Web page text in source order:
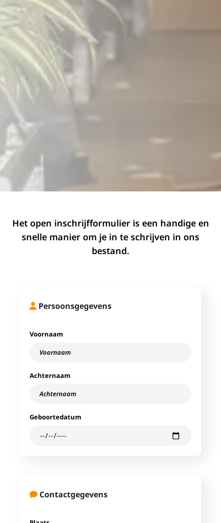
Het open inschrijfformulier is een handige en
snelle manier om je in te schrijven in ons
bestand.
Persoonsgegevens
Voornaam
Achternaam
Geboortedatum
Contactgegevens